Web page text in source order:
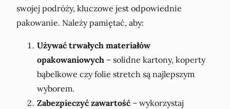
swojej podróży, kluczowe jest odpowiednie
pakowanie. Należy pamiętać, aby:
Używać trwałych materiałów
opakowaniowych – solidne kartony, koperty
bąbelkowe czy folie stretch są najlepszym
wyborem.
Zabezpieczyć zawartość – wykorzystaj